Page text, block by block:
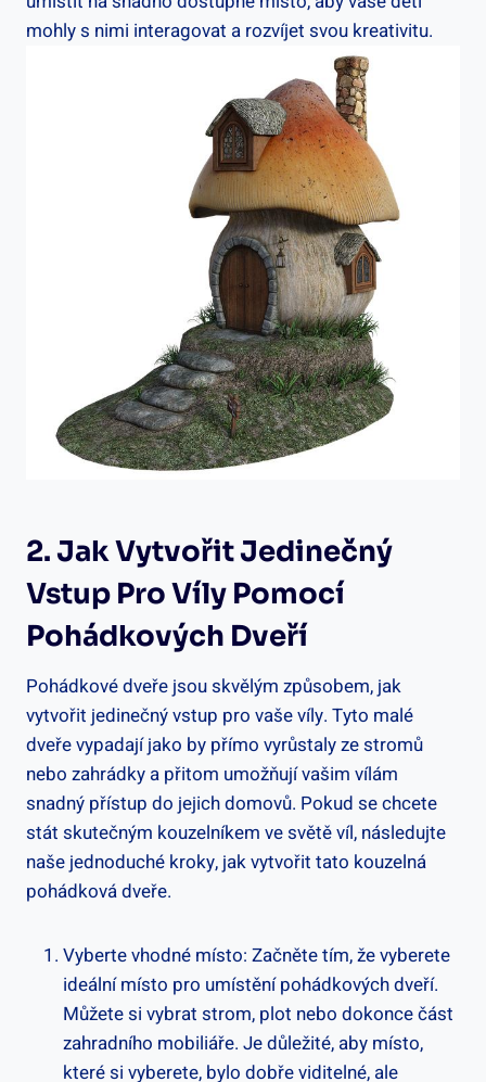
mohly s nimi interagovat a rozvíjet svou kreativitu.
2. Jak Vytvořit Jedinečný
Vstup Pro Víly Pomocí
Pohádkových Dveří
Pohádkové dveře jsou skvělým způsobem, jak
vytvořit jedinečný vstup pro vaše víly. Tyto malé
dveře vypadají jako by přímo vyrůstaly ze stromů
nebo zahrádky a přitom umožňují vašim vílám
snadný přístup do jejich domovů. Pokud se chcete
stát skutečným kouzelníkem ve světě víl, následujte
naše jednoduché kroky, jak vytvořit tato kouzelná
pohádková dveře.
Vyberte vhodné místo: Začněte tím, že vyberete
ideální místo pro umístění pohádkových dveří.
Můžete si vybrat strom, plot nebo dokonce část
zahradního mobiliáře. Je důležité, aby místo,
které si vyberete, bylo dobře viditelné, ale